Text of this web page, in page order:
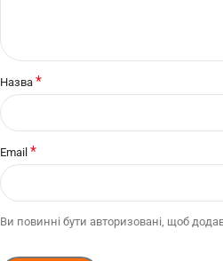
Назва *
Email *
Ви повинні бути авторизовані, щоб